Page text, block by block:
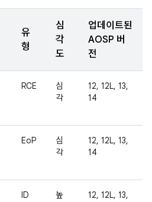
유
형
심
각
도
업데이트된
AOSP 버
전
RCE
심
각
12, 12L, 13,
14
EoP
심
각
12, 12L, 13,
14
ID
높
12, 12L, 13,